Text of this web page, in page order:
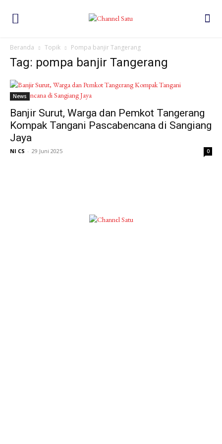
Beranda Topik Pompa banjir Tangerang
Tag: pompa banjir Tangerang
News
Banjir Surut, Warga dan Pemkot Tangerang
Kompak Tangani Pascabencana di Sangiang
Jaya
NI CS - 29 Juni 2025 0